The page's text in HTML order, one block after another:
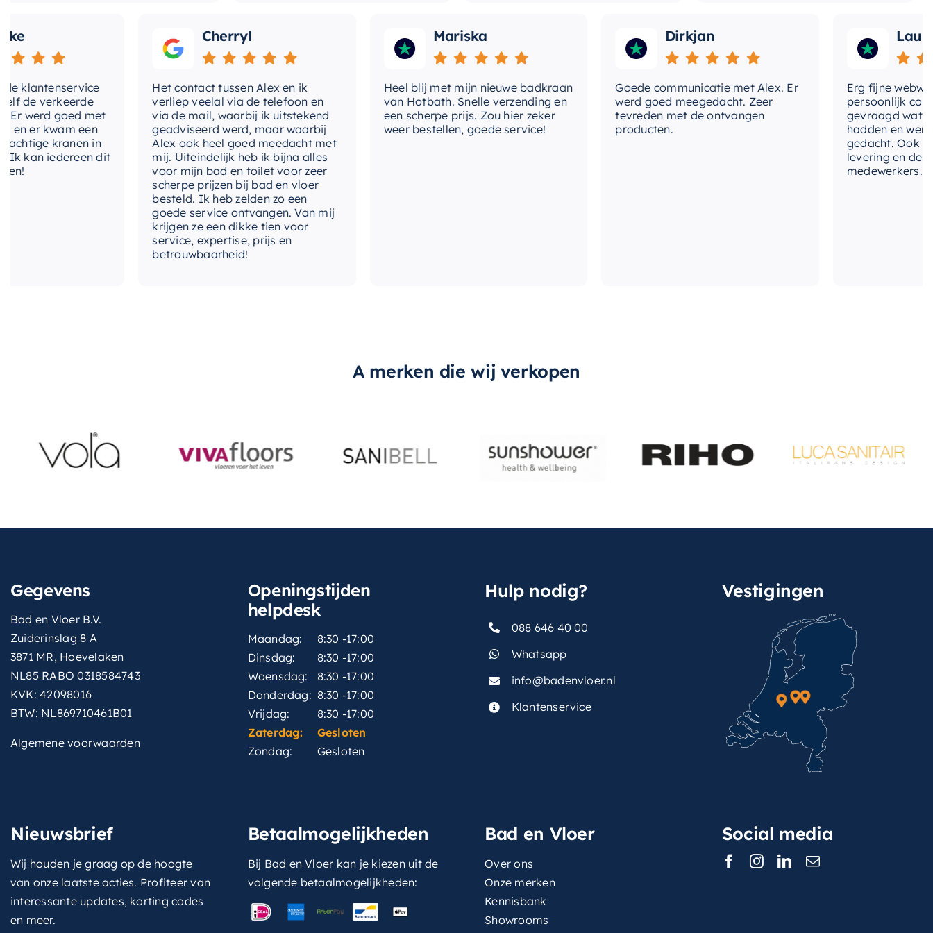
verkeerde
goed met
kwam een
kranen in
iedereen dit
Cherryl
Het contact tussen Alex en ik
verliep veelal via de telefoon en
via de mail, waarbij ik uitstekend
geadviseerd werd, maar waarbij
Alex ook heel goed meedacht met
mij. Uiteindelijk heb ik bijna alles
voor mijn bad en toilet voor zeer
scherpe prijzen bij bad en vloer
besteld. Ik heb zelden zo een
goede service ontvangen. Van mij
krijgen ze een dikke tien voor
service, expertise, prijs en
betrouwbaarheid!
Mariska
Heel blij met mijn nieuwe badkraan
van Hotbath. Snelle verzending en
een scherpe prijs. Zou hier zeker
weer bestellen, goede service!
Dirkjan
Goede communicatie met Alex. Er
werd goed meegedacht. Zeer
tevreden met de ontvangen
producten.
Laura
Erg fijne webwinkel,
persoonlijk contact
gevraagd wat we
hadden en werd met
gedacht. Ook in de
levering en
medewerkers. Wij
A merken die wij verkopen
Gegevens
Bad en Vloer B.V.
Zuiderinslag 8 A
3871 MR, Hoevelaken
NL85 RABO 0318584743
KVK: 42098016
BTW: NL869710461B01
Algemene voorwaarden
Openingstijden
helpdesk
Maandag:
8:30 -17:00
Dinsdag:
8:30 -17:00
Woensdag:
8:30 -17:00
Donderdag: 8:30 -17:00
Vrijdag:
8:30 -17:00
Zaterdag:
Gesloten
Zondag:
Gesloten
Hulp nodig?
088 646 40 00
Whatsapp
info@badenvloer.nl
Klantenservice
Vestigingen
Nieuwsbrief
Wij houden je graag op de hoogte
van onze laatste acties. Profiteer van
interessante updates, korting codes
en meer.
Betaalmogelijkheden
Bij Bad en Vloer kan je kiezen uit de
volgende betaalmogelijkheden:
Bad en Vloer
Over ons
Onze merken
Kennisbank
Showrooms
Social media